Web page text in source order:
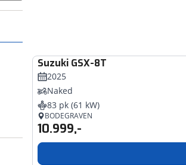
Suzuki GSX-8T
2025
Naked
83 pk (61 kW)
BODEGRAVEN
10.999,-